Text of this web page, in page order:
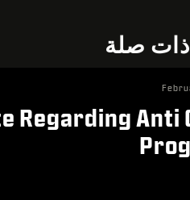
صلة
Regarding Anti